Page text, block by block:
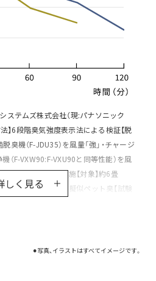
ステムズ株式会社（現:パナソニック
】6段階臭気強度表示法による検証【脱
臭機（F-JDU35）を風量「強」・チャージ
機（F-VXW90:F-VXU90と同等性能）を風
ウスダスト」運転で実施【対象】約6畳
試験布【臭気成分】擬似ペット臭【試験
しく見る
⚫︎写真、イラストはすべてイメージです。